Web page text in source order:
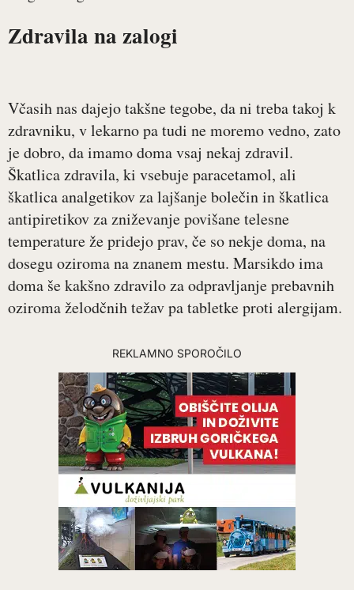
Zdravila na zalogi
Včasih nas dajejo takšne tegobe, da ni treba takoj k
zdravniku, v lekarno pa tudi ne moremo vedno, zato
je dobro, da imamo doma vsaj nekaj zdravil.
Škatlica zdravila, ki vsebuje paracetamol, ali
škatlica analgetikov za lajšanje bolečin in škatlica
antipiretikov za zniževanje povišane telesne
temperature že pridejo prav, če so nekje doma, na
dosegu oziroma na znanem mestu. Marsikdo ima
doma še kakšno zdravilo za odpravljanje prebavnih
oziroma želodčnih težav pa tabletke proti alergijam.
REKLAMNO SPOROČILO